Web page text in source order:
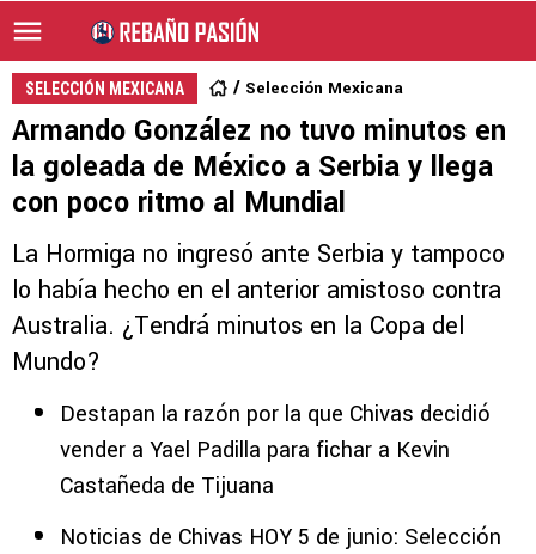
SELECCIÓN MEXICANA Selección Mexicana
Armando González no tuvo minutos en
la goleada de México a Serbia y llega
con poco ritmo al Mundial
La Hormiga no ingresó ante Serbia y tampoco
lo había hecho en el anterior amistoso contra
Australia. ¿Tendrá minutos en la Copa del
Mundo?
Destapan la razón por la que Chivas decidió
vender a Yael Padilla para fichar a Kevin
Castañeda de Tijuana
Noticias de Chivas HOY 5 de junio: Selección